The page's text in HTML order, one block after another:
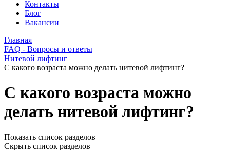
Контакты
Блог
Вакансии
Главная
FAQ - Вопросы и ответы
Нитевой лифтинг
С какого возраста можно делать нитевой лифтинг?
С какого возраста можно
делать нитевой лифтинг?
Показать список разделов
Скрыть список разделов